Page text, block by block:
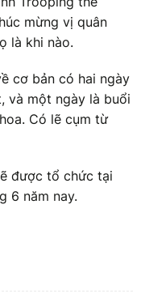
mừng vị quân
là khi nào.
cơ bản có hai ngày
và một ngày là buổi
Có lẽ cụm từ
được tổ chức tại
6 năm nay.